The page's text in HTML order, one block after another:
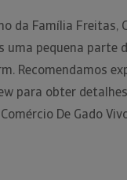
da Família Freitas,
uma pequena parte
Recomendamos
para obter
De Gado